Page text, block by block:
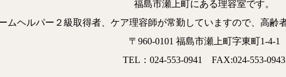
福島市瀬上町にある理容室です。
ムヘルパー２級取得者、ケア理容師が常勤していますので、高齢
〒960-0101 福島市瀬上町字東町1-4-1
TEL：024-553-0941 FAX:024-553-0943